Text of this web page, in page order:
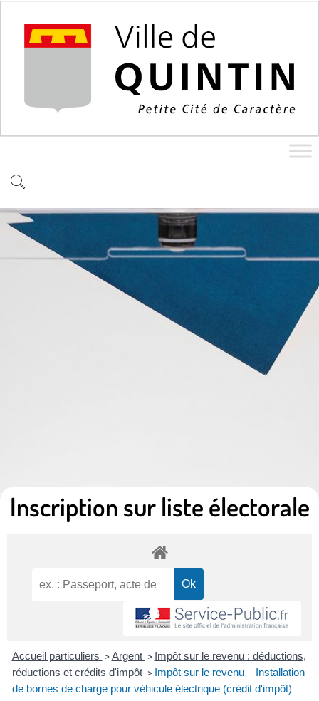
Inscription sur liste électorale
Accueil particuliers > Argent > Impôt sur le revenu : déductions,
réductions et crédits d'impôt > Impôt sur le revenu – Installation
de bornes de charge pour véhicule électrique (crédit d'impôt)